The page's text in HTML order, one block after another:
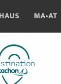
MA•AT